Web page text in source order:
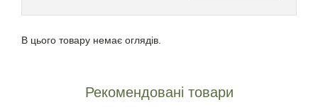
В цього товару немає оглядів.
Рекомендовані товари